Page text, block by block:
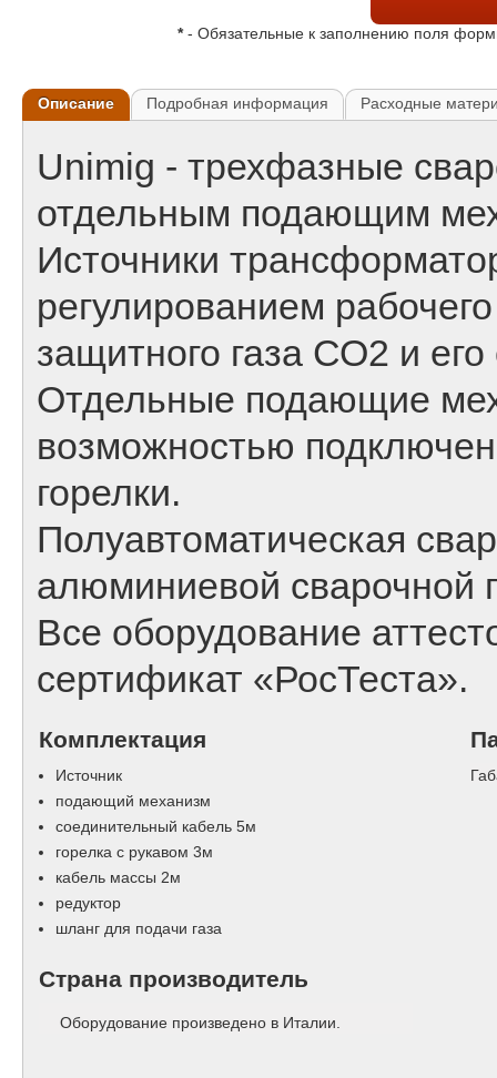
*- Обязательные к заполнению поля
Описание Подробная информация Расходные
Unimig - трехфазные
отдельным подающим
Источники
регулированием
защитного газа СО2 и
Отдельные подающие
возможностью
горелки.
Полуавтоматическая
алюминиевой сварочной
Все оборудование
сертификат «РосТеста».
Комплектация
Источник
подающий механизм
соединительный кабель 5м
горелка с рукавом 3м
кабель массы 2м
редуктор
шланг для подачи газа
Страна производитель
Оборудование произведено в Италии.